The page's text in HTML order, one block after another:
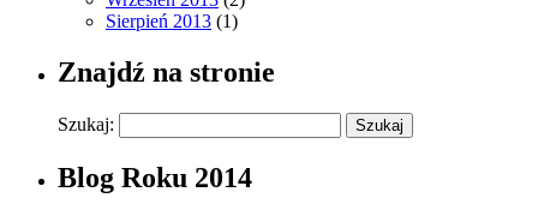
Sierpień 2013 (1)
Znajdź na stronie
Szukaj:
Blog Roku 2014